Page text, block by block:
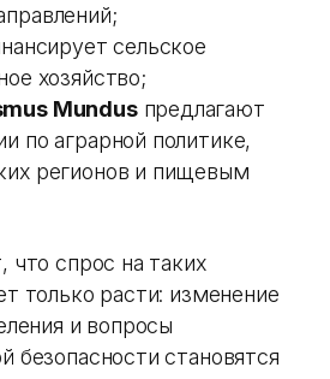
сельское
хозяйство;
Mundusпредлагают
по аграрной политике,
регионов и пищевым
что спрос на таких
только расти: изменение
и вопросы
безопасности становятся